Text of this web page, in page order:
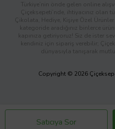
Satıcıya Sor
Türkiye’nin önde gelen online
Çiçeksepeti’nde, ihtiyacınız olan
Çikolata, Hediye, Kişiye Özel
kategoride aradığınız binlerce
kapınıza getiriyoruz! Siz de ister
kendiniz için sipariş verebilir;
dünyasıyla tanışarak
Copyright © 2026